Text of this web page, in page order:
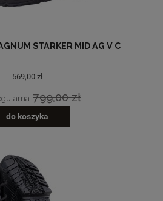
STARKER MID AG V C
569,00 zł
799,00 zł
do koszyka